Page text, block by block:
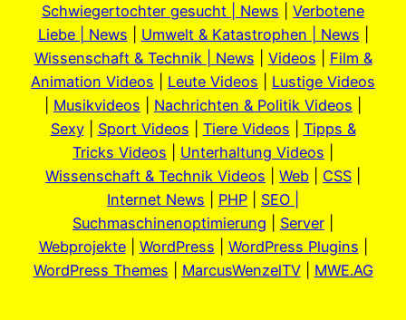
Schwiegertochter gesucht | News
Verbotene
Liebe | News
Umwelt & Katastrophen | News
Wissenschaft & Technik | News
Videos
Film &
Animation Videos
Leute Videos
Lustige Videos
Musikvideos Nachrichten & Politik Videos
Sexy| Sport Videos Tiere Videos
Tipps &
Tricks Videos
Unterhaltung Videos
Wissenschaft & Technik Videos
Web CSS
Internet News
PHP
SEO |
Suchmaschinenoptimierung
Server
Webprojekte| WordPress WordPress Plugins
WordPress Themes
MarcusWenzelTV| MWE.AG